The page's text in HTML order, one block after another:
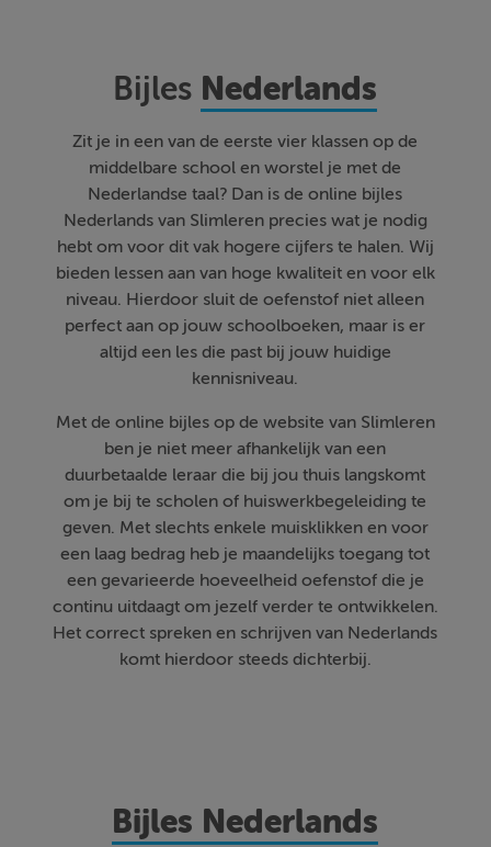
Bijles Nederlands
Zit je in een van de eerste vier klassen op de
middelbare school en worstel je met de
Nederlandse taal? Dan is de online bijles
Nederlands van Slimleren precies wat je nodig
hebt om voor dit vak hogere cijfers te halen. Wij
bieden lessen aan van hoge kwaliteit en voor elk
niveau. Hierdoor sluit de oefenstof niet alleen
perfect aan op jouw schoolboeken, maar is er
altijd een les die past bij jouw huidige
kennisniveau.
Met de online bijles op de website van Slimleren
ben je niet meer afhankelijk van een
duurbetaalde leraar die bij jou thuis langskomt
om je bij te scholen of huiswerkbegeleiding te
geven. Met slechts enkele muisklikken en voor
een laag bedrag heb je maandelijks toegang tot
een gevarieerde hoeveelheid oefenstof die je
continu uitdaagt om jezelf verder te ontwikkelen.
Het correct spreken en schrijven van Nederlands
komt hierdoor steeds dichterbij.
Bijles Nederlands